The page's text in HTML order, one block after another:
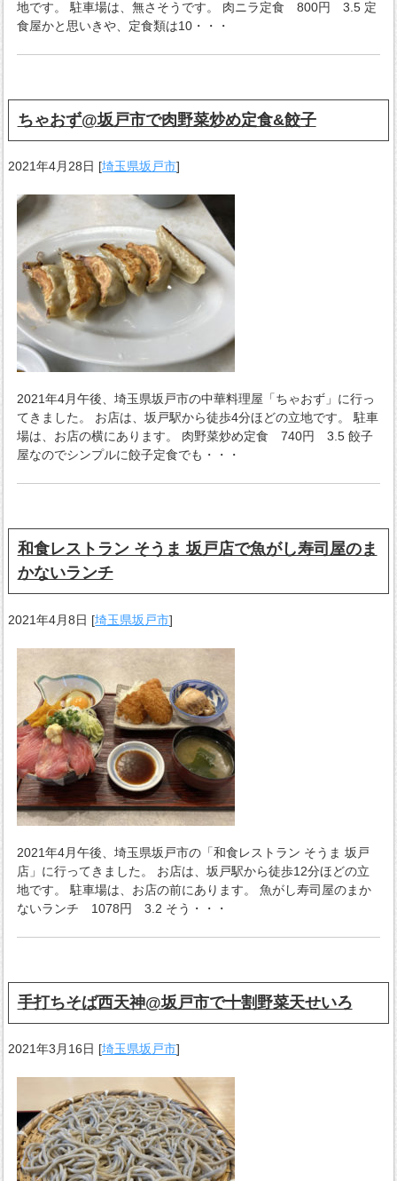
地です。 駐車場は、無さそうです。 肉ニラ定食 800円 3.5 定
食屋かと思いきや、定食類は10・・・
ちゃおず@坂戸市で肉野菜炒め定食&餃子
2021年4月28日 [埼玉県坂戸市]
2021年4月午後、埼玉県坂戸市の中華料理屋「ちゃおず」に行っ
てきました。 お店は、坂戸駅から徒歩4分ほどの立地です。 駐車
場は、お店の横にあります。 肉野菜炒め定食 740円 3.5 餃子
屋なのでシンプルに餃子定食でも・・・
和食レストラン そうま 坂戸店で魚がし寿司屋のま
かないランチ
2021年4月8日 [埼玉県坂戸市]
2021年4月午後、埼玉県坂戸市の「和食レストラン そうま 坂戸
店」に行ってきました。 お店は、坂戸駅から徒歩12分ほどの立
地です。 駐車場は、お店の前にあります。 魚がし寿司屋のまか
ないランチ 1078円 3.2 そう・・・
手打ちそば西天神@坂戸市で十割野菜天せいろ
2021年3月16日 [埼玉県坂戸市]